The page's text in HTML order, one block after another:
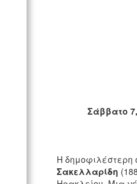
Σάββατο
Η δημοφιλέστερη
Σακελλαρίδη